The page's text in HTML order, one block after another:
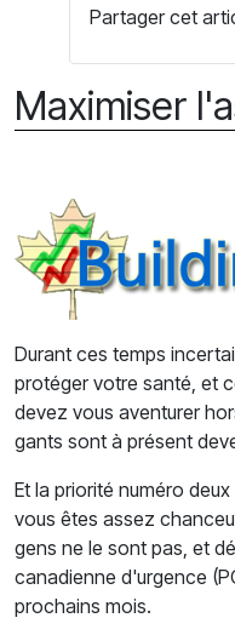
Partager cet
Maximiser
Durant ces temps
protéger votre santé, et
devez vous aventurer
gants sont à présent
Et la priorité numéro
vous êtes assez
gens ne le sont pas, et
canadienne d'urgence
prochains mois.